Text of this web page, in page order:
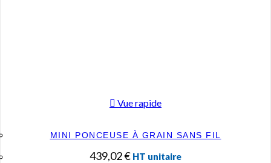
Vue rapide
MINI PONCEUSE À GRAIN SANS FIL
439,02€ HT unitaire